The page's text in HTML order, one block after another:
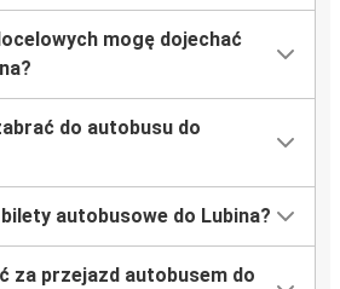
Pomorski
mogę dojechać
do autobusu do
autobusowe do Lubina?
za przejazd autobusem do